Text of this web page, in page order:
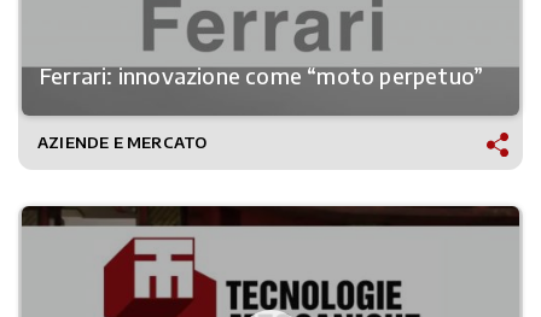
Ferrari: innovazione come “moto perpetuo”
AZIENDE E MERCATO